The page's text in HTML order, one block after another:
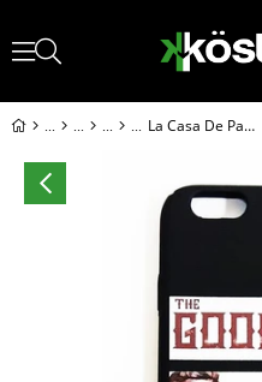
La Casa De Papel - The Good,The Bad,The Prof İphone Telefon Kılıfları